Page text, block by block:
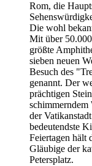
Rom, die
Die wohl
Mit über
größte
sieben neuen
Besuch des
genannt. Der
prächtigen
schimmerndem
der
bedeutendste
Feiertagen hält
Gläubige der
Petersplatz.